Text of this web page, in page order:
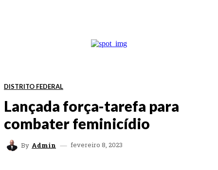
DISTRITO FEDERAL
Lançada força-tarefa para
combater feminicídio
By Admin fevereiro 8, 2023